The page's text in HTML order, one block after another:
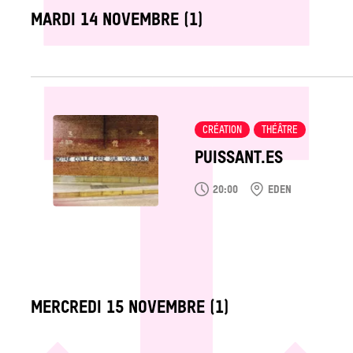
LABEL_DATE
MARDI 14 NOVEMBRE (1)
PUISSANT.ES
CRÉATION THÉÂTRE
20:00 EDEN
LABEL_DATE
MERCREDI 15 NOVEMBRE (1)